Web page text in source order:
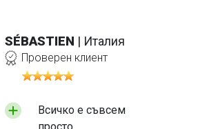
SÉBASTIEN | Италия
Проверен клиент
Всичко е съвсем
просто.